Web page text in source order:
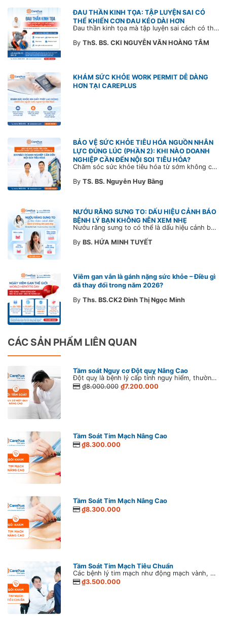
ĐAU THẦN KINH TỌA: TẬP LUYỆN SAI CÓ
THỂ KHIẾN CƠN ĐAU KÉO DÀI HƠN
Đau thần kinh tọa mà tập luyện sai cách có thể khiến cơn đau trở nặng và kéo dài thời gian hồi phục. Tham khảo chia sẻ của Bác sĩ CarePlus để nắm các động tác cần tránh và có góc nhìn đúng về phương pháp điều trị phù hợp trong bài viết sau.
By ThS. BS. CKI NGUYỄN VĂN HOÀNG TÂM
KHÁM SỨC KHỎE WORK PERMIT DỄ DÀNG
HƠN TẠI CAREPLUS
BẢO VỆ SỨC KHỎE TIÊU HÓA NGUỒN NHÂN
LỰC ĐÚNG LÚC (PHẦN 2): KHI NÀO DOANH
NGHIỆP CẦN ĐẾN NỘI SOI TIÊU HÓA?
Chăm sóc sức khỏe tiêu hóa từ sớm không chỉ giúp phát hiện bệnh kịp thời mà còn góp phần xây dựng đội ngũ khỏe mạnh, ổn định và gắn bó lâu dài. CarePlus sẵn sàng đồng hành cùng doanh nghiệp trong việc thiết kế chương trình chăm sóc sức khỏe phù hợp theo từng nhân sự, nhằm tối ưu hiệu quả đầu tư phúc lợi và phát triển nguồn nhân lực bền vững.
By TS. BS. Nguyễn Huy Bằng
NƯỚU RĂNG SƯNG TO: DẤU HIỆU CẢNH BÁO
BỆNH LÝ BẠN KHÔNG NÊN XEM NHẸ
Nướu răng sưng to có thể là dấu hiệu cảnh báo bệnh lý răng miệng. Cùng Bác sĩ CarePlus tìm hiểu nguyên nhân, triệu chứng và thời điểm cần đi khám bác sĩ trong bài viết dưới đây.
By BS. HỨA MINH TUYẾT
Viêm gan vẫn là gánh nặng sức khỏe – Điều gì
đã thay đổi trong năm 2026?
By Ths. BS.CK2 Đinh Thị Ngọc Minh
CÁC SẢN PHẨM LIÊN QUAN
Tầm soát Nguy cơ Đột quỵ Nâng Cao
Đột quỵ là bệnh lý cấp tính nguy hiểm, thường xảy ra đột ngột, có tỉ lệ tử vong cao nếu không phát hiện sớm và điều trị kịp thời. Đáng lo ngại, đột quỵ đang có dấu hiệu ngày càng trẻ hóa, gia tăng mạnh từ 40 – 45 tuổi hay thậm chí xuất hiện cả ở tuổi 20.
₫8.000.000 ₫7.200.000
Tầm Soát Tim Mạch Nâng Cao
₫8.300.000
Tầm Soát Tim Mạch Nâng Cao
₫8.300.000
Tầm Soát Tim Mạch Tiêu Chuẩn
Các bệnh lý tim mạch như động mạch vành, động mạch não, động mạch ngoại biên… đang có xu hướng ngày càng trẻ hóa và chiếm tới 77% số ca tử vong hàng năm. Vì thế, tầm soát đóng vai trò vô cùng quan trọng trong việc phát hiện sớm và ngăn chặn bệnh lý tim mạch phát triển. Do vậy, việc tầm soát bệnh tim mạch là việc không thể thiếu.
₫3.500.000